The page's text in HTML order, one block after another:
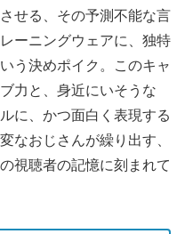
せる、その予測不能な言
ーニングウェアに、独特
う決めポイク。このキャ
力と、身近にいそうな
に、かつ面白く表現する
なおじさんが繰り出す、
視聴者の記憶に刻まれて